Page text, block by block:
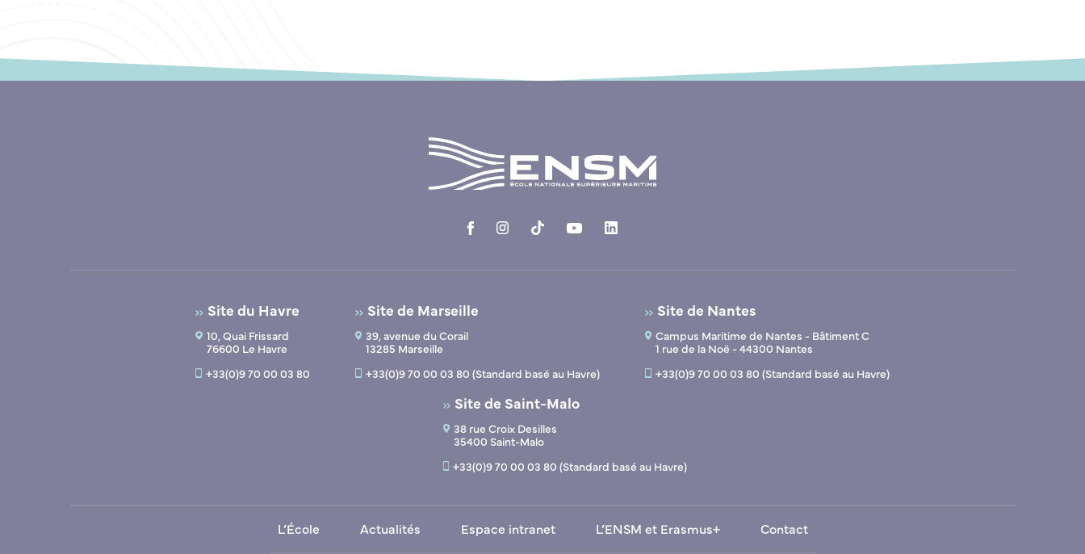
Site du Havre
10, Quai Frissard
76600 Le Havre
+33(0)9 70 00 03 80
Site de Marseille
39, avenue du Corail
13285 Marseille
+33(0)9 70 00 03 80 (Standard basé au Havre)
Site de Nantes
Campus Maritime de Nantes - Bâtiment C
1 rue de la Noë - 44300 Nantes
+33(0)9 70 00 03 80 (Standard basé au Havre)
Site de Saint-Malo
38 rue Croix Desilles
35400 Saint-Malo
+33(0)9 70 00 03 80 (Standard basé au Havre)
L’École Actualités Espace intranet L’ENSM et Erasmus+ Contact